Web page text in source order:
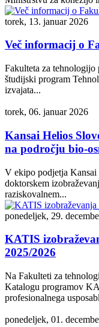
torek, 13. januar 2026
Več informacij o
Fakulteta za
študijski program
izvajata...
torek, 06. januar 2026
Kansai Helios
na področju bio-
V ekipo podjetja
doktorskem
raziskovalnem...
ponedeljek, 29.
KATIS
2025/2026
Na Fakulteti za
Katalogu programov
profesionalnega
ponedeljek, 01.